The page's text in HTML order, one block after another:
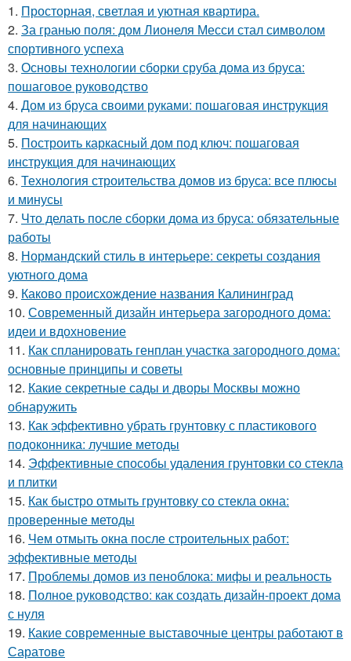
1. Просторная, светлая и уютная квартира.
2. За гранью поля: дом Лионеля Месси стал символом
спортивного успеха
3. Основы технологии сборки сруба дома из бруса:
пошаговое руководство
4. Дом из бруса своими руками: пошаговая инструкция
для начинающих
5. Построить каркасный дом под ключ: пошаговая
инструкция для начинающих
6. Технология строительства домов из бруса: все плюсы
и минусы
7. Что делать после сборки дома из бруса: обязательные
работы
8. Нормандский стиль в интерьере: секреты создания
уютного дома
9. Каково происхождение названия Калининград
10. Современный дизайн интерьера загородного дома:
идеи и вдохновение
11. Как спланировать генплан участка загородного дома:
основные принципы и советы
12. Какие секретные сады и дворы Москвы можно
обнаружить
13. Как эффективно убрать грунтовку с пластикового
подоконника: лучшие методы
14. Эффективные способы удаления грунтовки со стекла
и плитки
15. Как быстро отмыть грунтовку со стекла окна:
проверенные методы
16. Чем отмыть окна после строительных работ:
эффективные методы
17. Проблемы домов из пеноблока: мифы и реальность
18. Полное руководство: как создать дизайн-проект дома
с нуля
19. Какие современные выставочные центры работают в
Саратове